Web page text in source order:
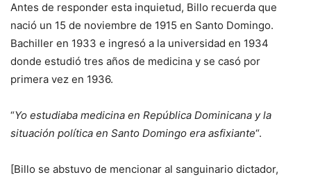
Antes de responder esta inquietud, Billo recuerda que
nació un 15 de noviembre de 1915 en Santo Domingo.
Bachiller en 1933 e ingresó a la universidad en 1934
donde estudió tres años de medicina y se casó por
primera vez en 1936.
“Yo estudiaba medicina en República Dominicana y la
situación política en Santo Domingo era asfixiante“.
[Billo se abstuvo de mencionar al sanguinario dictador,